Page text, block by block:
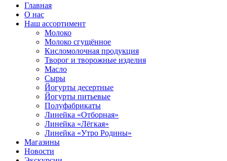
Главная
О нас
Наш ассортимент
Молоко
Молоко сгущённое
Кисломолочная продукция
Творог и творожные изделия
Масло
Сыры
Йогурты десертные
Йогурты питьевые
Полуфабрикаты
Линейка «Отборная»
Линейка «Лёгкая»
Линейка «Утро Родины»
Магазины
Новости